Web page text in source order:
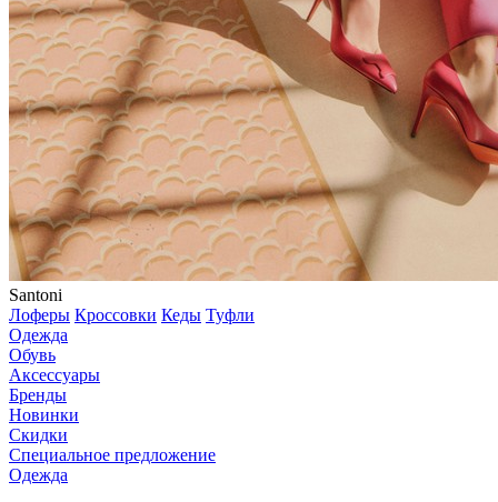
Santoni
Лоферы Кроссовки Кеды Туфли
Одежда
Обувь
Аксессуары
Бренды
Новинки
Скидки
Специальное предложение
Одежда